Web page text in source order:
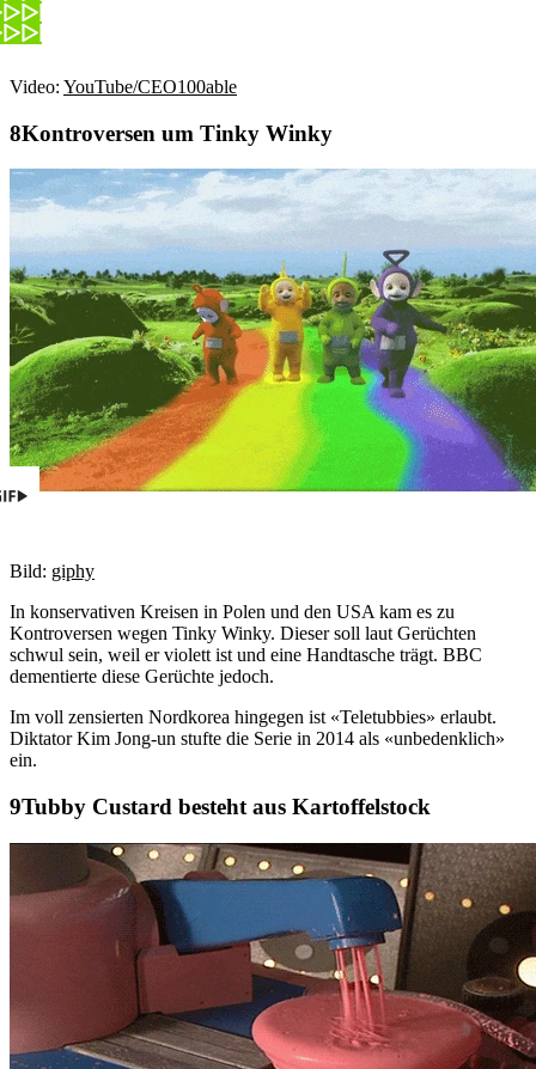
Video: YouTube/CEO100able
Kontroversen um Tinky Winky
Bild: giphy
In konservativen Kreisen in Polen und den USA kam es zu
Kontroversen wegen Tinky Winky. Dieser soll laut Gerüchten
schwul sein, weil er violett ist und eine Handtasche trägt. BBC
dementierte diese Gerüchte jedoch.
Im voll zensierten Nordkorea hingegen ist «Teletubbies» erlaubt.
Diktator Kim Jong-un stufte die Serie in 2014 als «unbedenklich»
ein.
Tubby Custard besteht aus Kartoffelstock